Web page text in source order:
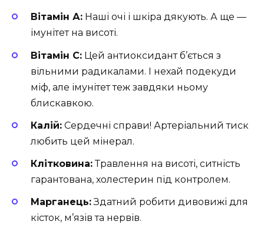
Вітамін А: Наші очі і шкіра дякують. А ще —
імунітет на висоті.
Вітамін C: Цей антиоксидант б’ється з
вільними радикалами. І нехай подекуди
міф, але імунітет теж завдяки ньому
блискавкою.
Калій: Сердечні справи! Артеріальний тиск
любить цей мінерал.
Клітковина:Травлення на висоті, ситність
гарантована, холестерин під контролем.
Марганець:Здатний робити дивовижі для
кісток, м’язів та нервів.